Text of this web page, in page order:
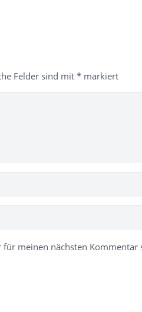
Felder sind mit* markiert
meinen nächsten Kommentar